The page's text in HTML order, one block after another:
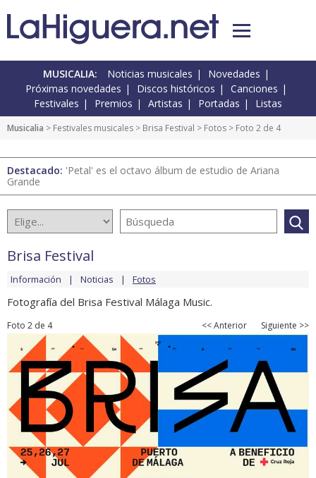
MUSICALIA: Noticias musicales
Novedades
Próximas novedades
Discos históricos
Canciones
Festivales
Premios Artistas Portadas Listas
Musicalia > Festivales musicales > Brisa Festival > Fotos > Foto 2 de 4
Destacado: 'Petal' es el octavo álbum de estudio de Ariana
Grande
Brisa Festival
Información Noticias Fotos
Fotografía del Brisa Festival Málaga Music.
Foto 2 de 4 << Anterior Siguiente >>